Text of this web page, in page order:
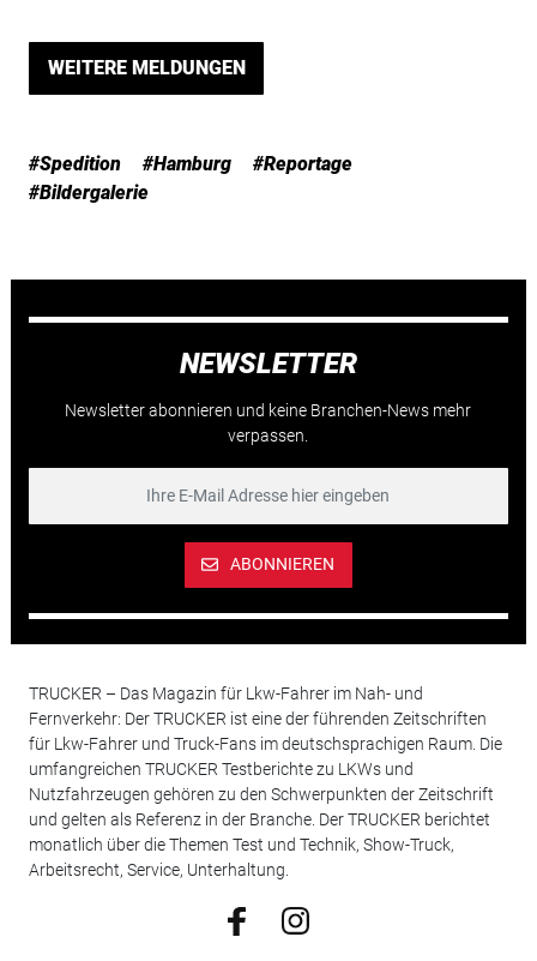
WEITERE MELDUNGEN
#Spedition #Hamburg
#Reportage
#Bildergalerie
NEWSLETTER
Newsletter abonnieren und keine Branchen-News mehr
verpassen.
ABONNIEREN
TRUCKER – Das Magazin für Lkw-Fahrer im Nah- und
Fernverkehr: Der TRUCKER ist eine der führenden Zeitschriften
für Lkw-Fahrer und Truck-Fans im deutschsprachigen Raum. Die
umfangreichen TRUCKER Testberichte zu LKWs und
Nutzfahrzeugen gehören zu den Schwerpunkten der Zeitschrift
und gelten als Referenz in der Branche. Der TRUCKER berichtet
monatlich über die Themen Test und Technik, Show-Truck,
Arbeitsrecht, Service, Unterhaltung.